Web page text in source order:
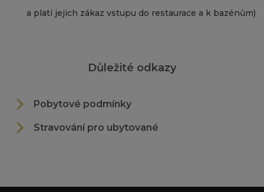
a platí jejich zákaz vstupu do restaurace a k bazénům)
Důležité odkazy
Pobytové podmínky
Stravování pro ubytované